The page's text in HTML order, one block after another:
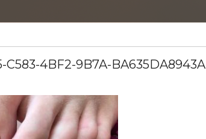
C583-4BF2-9B7A-BA635DA8943A